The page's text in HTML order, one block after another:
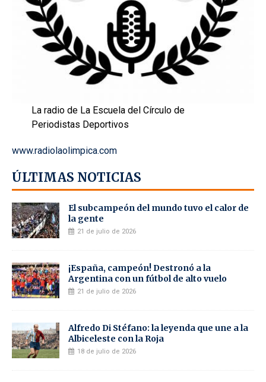
La radio de La Escuela del Círculo de
Periodistas Deportivos
www.radiolaolimpica.com
ÚLTIMAS NOTICIAS
El subcampeón del mundo tuvo el calor de
la gente
21 de julio de 2026
¡España, campeón! Destronó a la
Argentina con un fútbol de alto vuelo
21 de julio de 2026
Alfredo Di Stéfano: la leyenda que une a la
Albiceleste con la Roja
18 de julio de 2026